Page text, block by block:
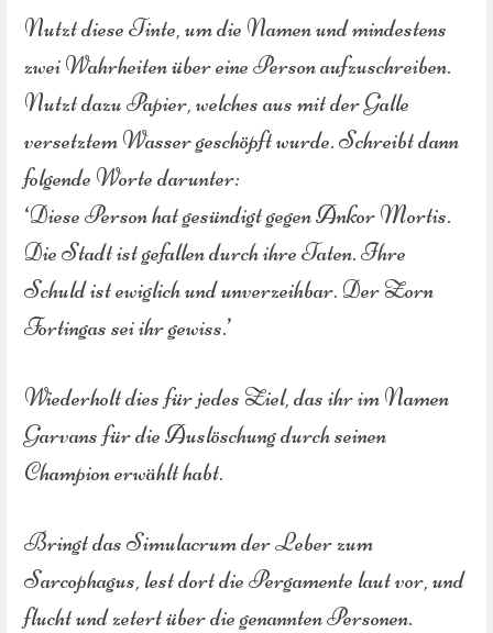
Nutzt diese Tinte, um die Namen und mindestens
zwei Wahrheiten über eine Person aufzuschreiben.
Nutzt dazu Papier, welches aus mit der Galle
versetztem Wasser geschöpft wurde. Schreibt dann
folgende Worte darunter:
‘Diese Person hat gesündigt gegen Ankor Mortis.
Die Stadt ist gefallen durch ihre Taten. Ihre
Schuld ist ewiglich und unverzeihbar. Der Zorn
Fortingas sei ihr gewiss.’
Wiederholt dies für jedes Ziel, das ihr im Namen
Garvans für die Auslöschung durch seinen
Champion erwählt habt.
Bringt das Simulacrum der Leber zum
Sarcophagus, lest dort die Pergamente laut vor, und
flucht und zetert über die genannten Personen.